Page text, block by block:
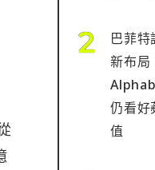
巴菲特
新布局
仍看好
值